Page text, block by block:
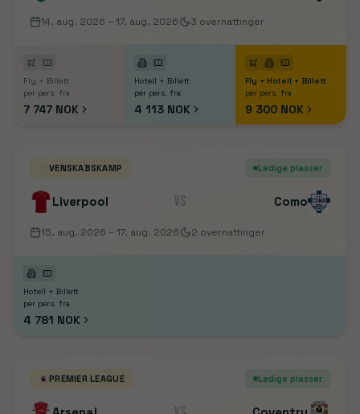
14. aug. 2026 – 17. aug. 2026 3 overnattinger
Fly + Billett
per pers. fra
7 747 NOK
Hotell + Billett
per pers. fra
4 113 NOK
Fly + Hotell + Billett
per pers. fra
9 300 NOK
VENSKABSKAMP Ledige plasser
Liverpool VS Como
15. aug. 2026 – 17. aug. 2026 2 overnattinger
Hotell + Billett
per pers. fra
4 781 NOK
PREMIER LEAGUE Ledige plasser